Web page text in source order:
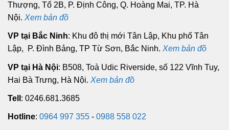
Thượng, Tổ 2B, P. Định Công, Q. Hoàng Mai, TP. Hà
Nội. Xem bản đồ
VP tại Bắc Ninh: Khu đô thị mới Tân Lập, Khu phố Tân
Lập, P. Đình Bảng, TP Từ Sơn, Bắc Ninh. Xem bản đồ
VP tại Hà Nội: B508, Toà Udic Riverside, số 122 Vĩnh Tuy,
Hai Bà Trưng, Hà Nội. Xem bản đồ
Tell : 0246.681.3685
Hotline: 0964 997 355 - 0988 558 022